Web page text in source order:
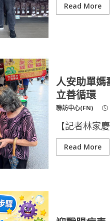
Read More
人安助單媽
立善循環
聯訪中心(FN)
【記者林
Read More